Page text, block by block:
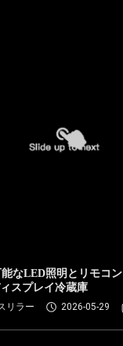
なLED照明とリモコ
スプレイ冷蔵庫
リラー 2026-05-29